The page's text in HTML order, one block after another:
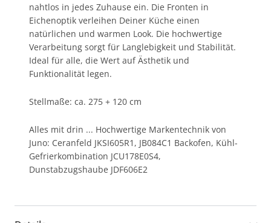
nahtlos in jedes Zuhause ein. Die Fronten in
Eichenoptik verleihen Deiner Küche einen
natürlichen und warmen Look. Die hochwertige
Verarbeitung sorgt für Langlebigkeit und Stabilität.
Ideal für alle, die Wert auf Ästhetik und
Funktionalität legen.
Stellmaße: ca. 275 + 120 cm
Alles mit drin ... Hochwertige Markentechnik von
Juno: Ceranfeld JKSI605R1, JB084C1 Backofen, Kühl-
Gefrierkombination JCU178E0S4,
Dunstabzugshaube JDF606E2